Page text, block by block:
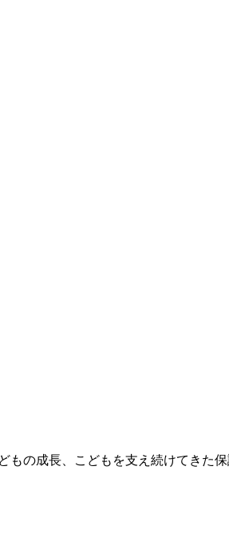
の成長、こどもを支え続けてきた